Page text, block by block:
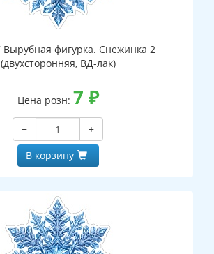
фигурка. Снежинка 2
(двухсторонняя, ВД-лак)
Цена розн: 7 ₽
−
+
В корзину